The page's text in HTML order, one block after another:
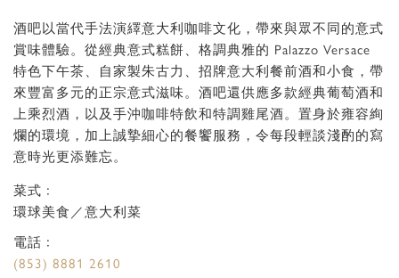
酒吧以當代手法演繹意大利咖啡文化，帶來與眾不同的意式
賞味體驗。從經典意式糕餅、格調典雅的 Palazzo Versace
特色下午茶、自家製朱古力、招牌意大利餐前酒和小食，帶
來豐富多元的正宗意式滋味。酒吧還供應多款經典葡萄酒和
上乘烈酒，以及手沖咖啡特飲和特調雞尾酒。置身於雍容絢
爛的環境，加上誠摯細心的餐饗服務，令每段輕談淺酌的寫
意時光更添難忘。
菜式﹕
環球美食／意大利菜
電話﹕
(853) 8881 2610